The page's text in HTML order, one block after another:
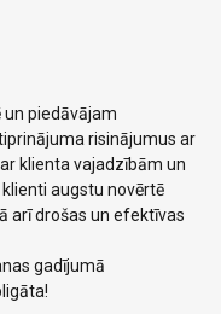
un piedāvājam
risinājumus ar
klienta vajadzībām un
augstu novērtē
arī drošas un efektīvas
gadījumā